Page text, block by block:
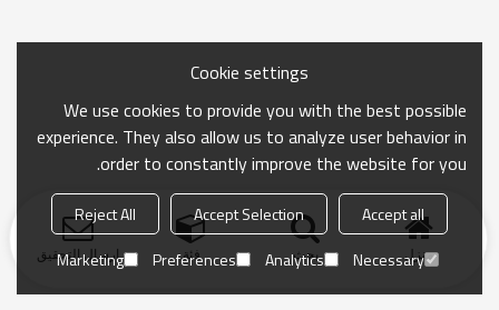
منزل بحث فئة ارسال التحقيق
Cookie settings
We use cookies to provide you with the best possible
experience. They also allow us to analyze user behavior in
order to constantly improve the website for you.
Accept all
Accept Selection
Reject All
Necessary
Analytics
Preferences
Marketing